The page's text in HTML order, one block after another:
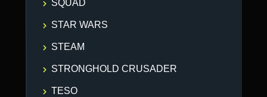
SQUAD
STAR WARS
STEAM
STRONGHOLD CRUSADER
TESO